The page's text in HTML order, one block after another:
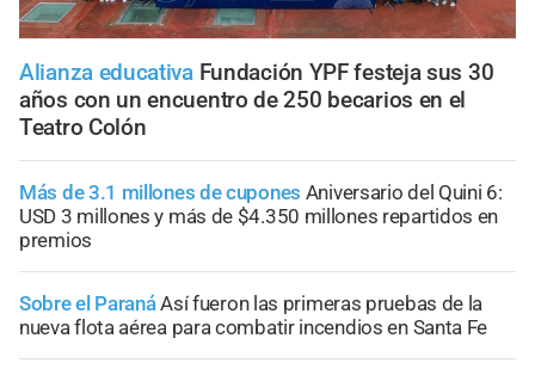
Alianza educativa Fundación YPF festeja sus 30
años con un encuentro de 250 becarios en el
Teatro Colón
Más de 3.1 millones de cupones Aniversario del Quini 6:
USD 3 millones y más de $4.350 millones repartidos en
premios
Sobre el ParanáAsí fueron las primeras pruebas de la
nueva flota aérea para combatir incendios en Santa Fe